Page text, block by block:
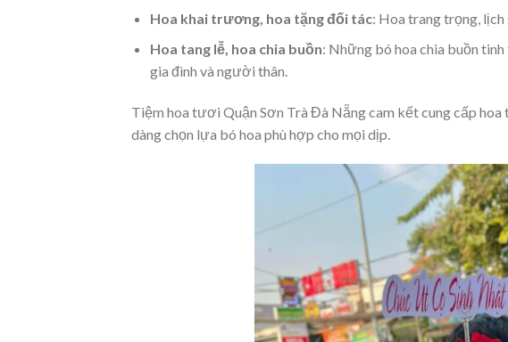
Hoa khai trương, hoa tặng đối tác: Hoa trang trọng,
Hoa tang lễ, hoa chia buồn: Những bó hoa chia buồn
gia đình và người thân.
Tiệm hoa tươi Quận Sơn Trà Đà Nẵng cam kết cung cấp
dàng chọn lựa bó hoa phù hợp cho mọi dịp.